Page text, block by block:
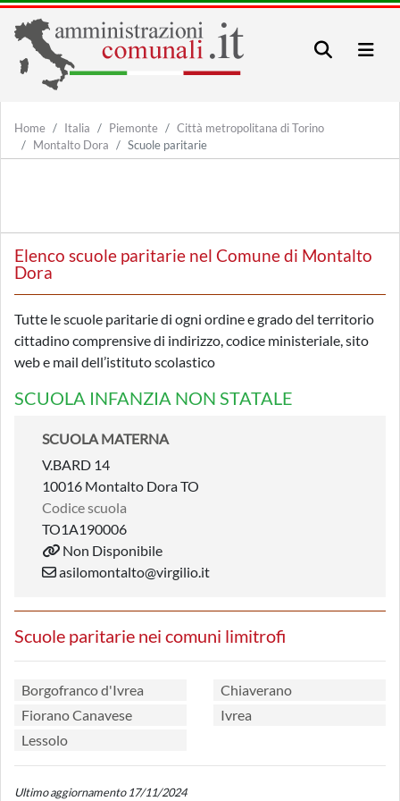
Home Italia Piemonte
Città metropolitana di Torino
Montalto Dora
Scuole paritarie
Elenco scuole paritarie nel Comune di Montalto
Dora
Tutte le scuole paritarie di ogni ordine e grado del territorio
cittadino comprensive di indirizzo, codice ministeriale, sito
web e mail dell’istituto scolastico
SCUOLA INFANZIA NON STATALE
SCUOLA MATERNA
V.BARD 14
10016 Montalto Dora TO
Codice scuola
TO1A190006
Non Disponibile
asilomontalto@virgilio.it
Scuole paritarie nei comuni limitrofi
Borgofranco d'Ivrea
Chiaverano
Fiorano Canavese
Ivrea
Lessolo
Ultimo aggiornamento 17/11/2024